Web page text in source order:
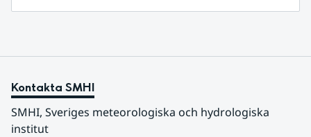
Kontakta SMHI
SMHI, Sveriges meteorologiska och hydrologiska
institut